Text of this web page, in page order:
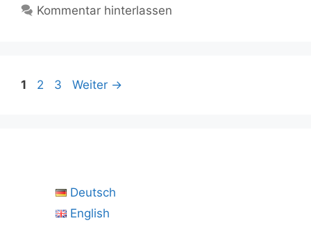
Kommentar hinterlassen
Seite
1 Seite
2 Seite
3 Weiter →
Deutsch
English